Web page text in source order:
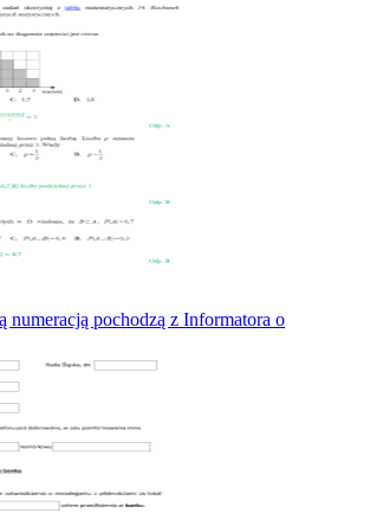
numeracją pochodzą z Informatora o